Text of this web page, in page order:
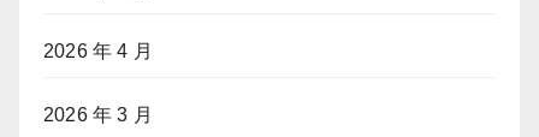
2026 年 4 月
2026 年 3 月